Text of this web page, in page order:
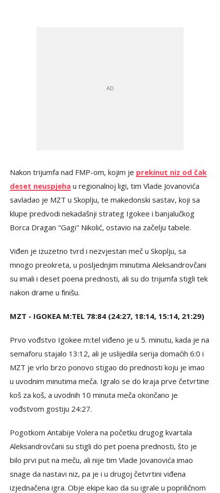
Nakon trijumfa nad FMP-om, kojim je prekinut niz od čak
deset neuspjeha u regionalnoj ligi, tim Vlade Jovanovića
savladao je MZT u Skoplju, te makedonski sastav, koji sa
klupe predvodi nekadašnji strateg Igokee i banjalučkog
Borca Dragan "Gagi" Nikolić, ostavio na začelju tabele.
Viđen je izuzetno tvrd i nezvjestan meč u Skoplju, sa
mnogo preokreta, u posljednjim minutima Aleksandrovčani
su imali i deset poena prednosti, ali su do trijumfa stigli tek
nakon drame u finišu.
MZT - IGOKEA M:TEL 78:84 (24:27, 18:14, 15:14, 21:29)
Prvo vođstvo Igokee m:tel viđeno je u 5. minutu, kada je na
semaforu stajalo 13:12, ali je uslijedila serija domaćih 6:0 i
MZT je vrlo brzo ponovo stigao do prednosti koju je imao
u uvodnim minutima meča. Igralo se do kraja prve četvrtine
koš za koš, a uvodnih 10 minuta meča okončano je
vođstvom gostiju 24:27.
Pogotkom Antabije Volera na početku drugog kvartala
Aleksandrovčani su stigli do pet poena prednosti, što je
bilo prvi put na meču, ali nije tim Vlade Jovanovića imao
snage da nastavi niz, pa je i u drugoj četvrtini viđena
izjednačena igra. Obje ekipe kao da su igrale u popriličnom